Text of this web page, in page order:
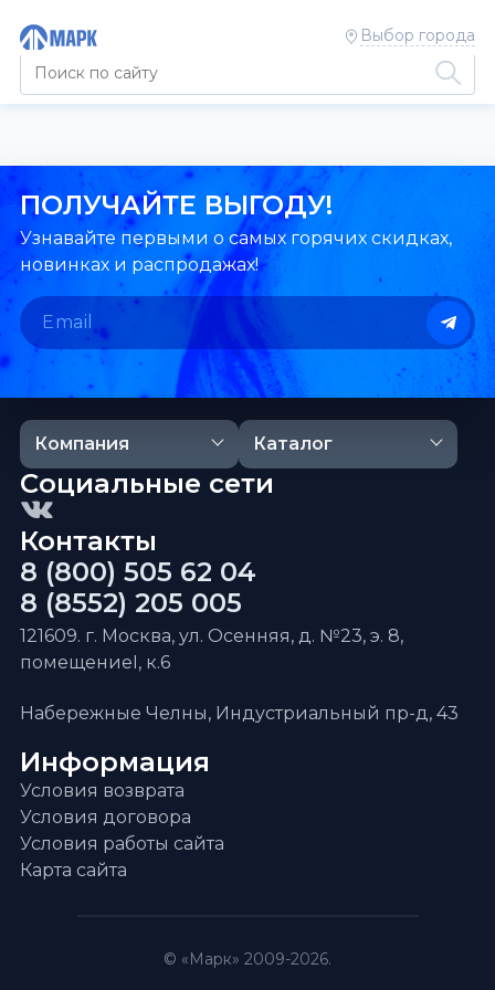
Выбор города
ПОЛУЧАЙТЕ ВЫГОДУ!
Узнавайте первыми о самых горячих скидках,
новинках и распродажах!
Компания Каталог
Информация
Условия возврата
Условия договора
Условия работы сайта
Карта сайта
Контакты
8 (800) 505 62 04
8 (8552) 205 005
121609. г. Москва, ул. Осенняя, д. №23, э. 8,
помещениеI, к.6
Набережные Челны, Индустриальный пр-д, 43
Социальные сети
© «Марк» 2009-2026.